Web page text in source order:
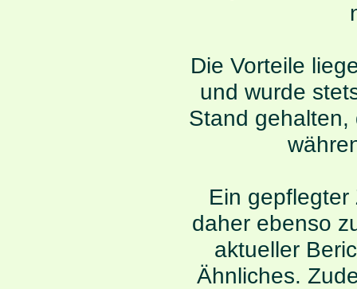
Die Vorteile
und wurde
Stand gehalten,
Ein
daher ebenso
aktueller
Ähnliches.